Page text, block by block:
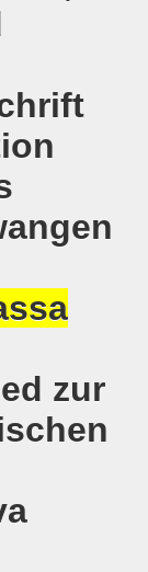
zur
mit
in Indien
Volksfest
am 14.
Herrlinger,
von
der